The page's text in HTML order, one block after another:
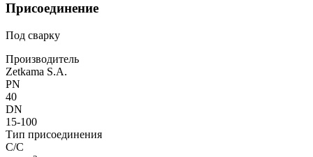
Присоединение
Под сварку
Производитель
Zetkama S.A.
PN
40
DN
15-100
Тип присоединения
С/С